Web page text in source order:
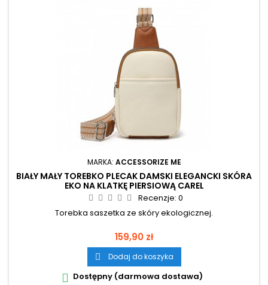
MARKA: ACCESSORIZE ME
BIAŁY MAŁY TOREBKO PLECAK DAMSKI ELEGANCKI SKÓRA
EKO NA KLATKĘ PIERSIOWĄ CAREL
Recenzje: 0
Torebka saszetka ze skóry ekologicznej.
Cena
159,90 zł
 Dodaj do koszyka
 Dostępny (darmowa dostawa)